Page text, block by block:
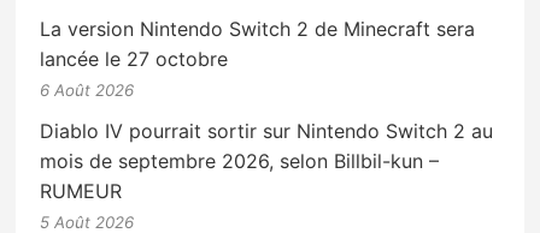
La version Nintendo Switch 2 de Minecraft sera
lancée le 27 octobre
6 Août 2026
Diablo IV pourrait sortir sur Nintendo Switch 2 au
mois de septembre 2026, selon Billbil-kun –
RUMEUR
5 Août 2026